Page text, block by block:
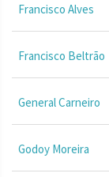
Francisco Alves
Francisco Beltrão
General Carneiro
Godoy Moreira